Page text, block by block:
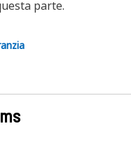
parte.